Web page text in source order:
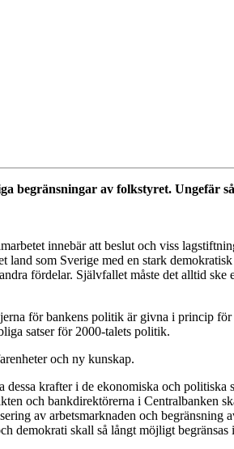
begränsningar av folkstyret. Ungefär
innebär att beslut och viss
som Sverige med en stark
fördelar. Självfallet måste det alltid
för bankens politik är givna i princip
satser för 2000-talets politik.
och ny kunskap.
krafter i de ekonomiska och politiska
och bankdirektörerna i Centralbanken
av arbetsmarknaden och begränsning
demokrati skall så långt möjligt